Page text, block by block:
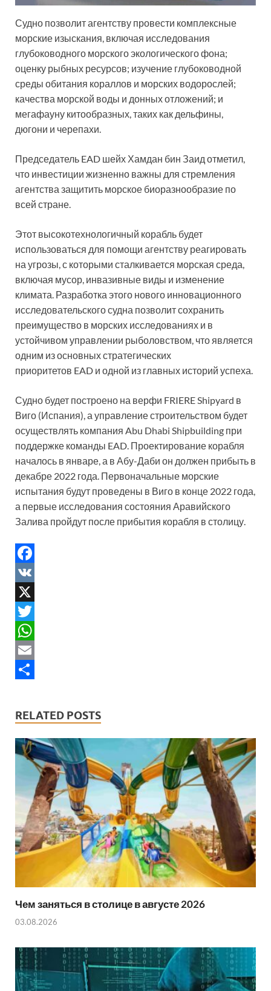
Судно позволит агентству провести комплексные
морские изыскания, включая исследования
глубоководного морского экологического фона;
оценку рыбных ресурсов; изучение глубоководной
среды обитания кораллов и морских водорослей;
качества морской воды и донных отложений; и
мегафауну китообразных, таких как дельфины,
дюгони и черепахи.
Председатель EAD шейх Хамдан бин Заид отметил,
что инвестиции жизненно важны для стремления
агентства защитить морское биоразнообразие по
всей стране.
Этот высокотехнологичный корабль будет
использоваться для помощи агентству реагировать
на угрозы, с которыми сталкивается морская среда,
включая мусор, инвазивные виды и изменение
климата. Разработка этого нового инновационного
исследовательского судна позволит сохранить
преимущество в морских исследованиях и в
устойчивом управлении рыболовством, что является
одним из основных стратегических
приоритетов EAD и одной из главных историй успеха.
Судно будет построено на верфи FRIERE Shipyard в
Виго (Испания), а управление строительством будет
осуществлять компания Abu Dhabi Shipbuilding при
поддержке команды EAD. Проектирование корабля
началось в январе, а в Абу-Даби он должен прибыть в
декабре 2022 года. Первоначальные морские
испытания будут проведены в Виго в конце 2022 года,
а первые исследования состояния Аравийского
Залива пройдут после прибытия корабля в столицу.
F
a
c
e
b
o
V
K
X
T
w
e
r
W
h
s
A
E
i
l
a
r
RELATED POSTS
Чем заняться в столице в августе 2026
03.08.2026